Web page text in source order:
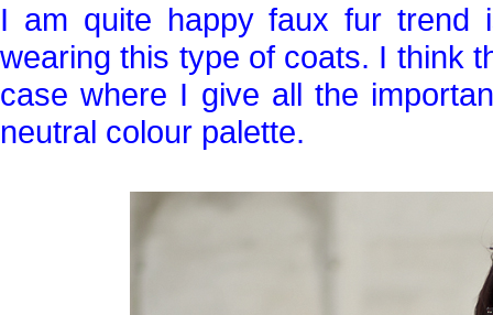
I am quite happy faux fur
wearing this type of coats. I think
case where I give all the
neutral colour palette.